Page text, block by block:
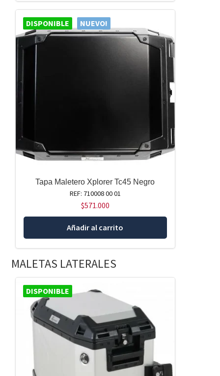
DISPONIBLE NUEVO!
Tapa Maletero Xplorer Tc45 Negro
REF: 710008 00 01
$571.000
Añadir al carrito
MALETAS LATERALES
DISPONIBLE